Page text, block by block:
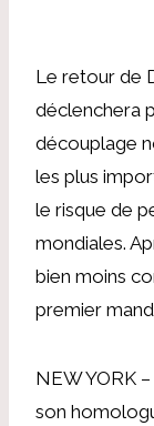
Le retour de
déclenchera
découplage
les plus
le risque de
mondiales.
bien moins
premier
NEW YORK
son